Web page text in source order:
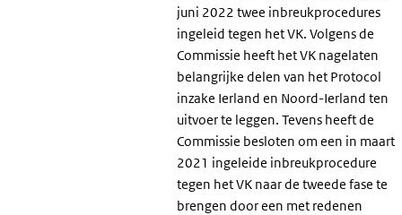
juni 2022 twee inbreukprocedures
ingeleid tegen het VK. Volgens de
Commissie heeft het VK nagelaten
belangrijke delen van het Protocol
inzake Ierland en Noord-Ierland ten
uitvoer te leggen. Tevens heeft de
Commissie besloten om een in maart
2021 ingeleide inbreukprocedure
tegen het VK naar de tweede fase te
brengen door een met redenen